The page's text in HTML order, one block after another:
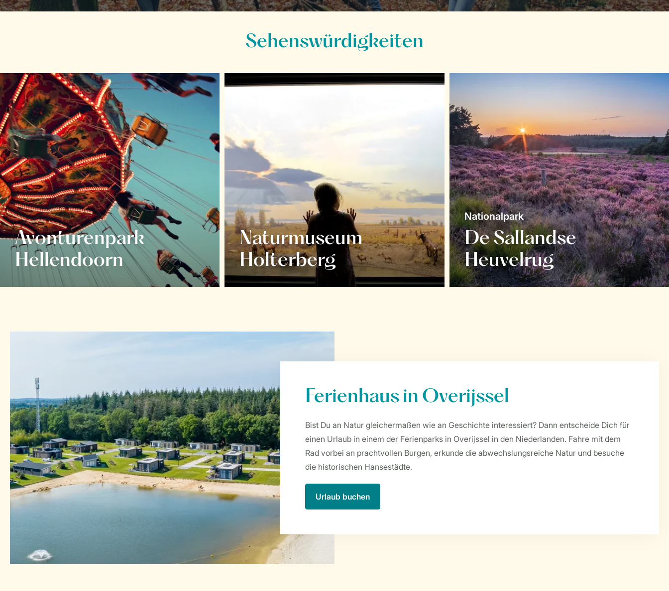
Sehenswürdigkeiten
Avonturenpark
Hellendoorn
Naturmuseum
Holterberg
De Sallandse
Heuvelrug
Nationalpark
Ferienhaus in Overijssel
Bist Du an Natur gleichermaßen wie an Geschichte interessiert? Dann entscheide Dich für
einen Urlaub in einem der Ferienparks in Overijssel in den Niederlanden. Fahre mit dem
Rad vorbei an prachtvollen Burgen, erkunde die abwechslungsreiche Natur und besuche
die historischen Hansestädte.
Urlaub buchen